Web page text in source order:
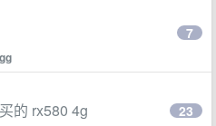
7
的 rx580 4g 23